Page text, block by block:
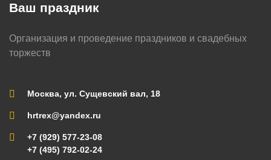
Ваш праздник
Организация и проведение праздников и свадебных
торжеств
Москва, ул. Сущевский вал, 18
hrtrex@yandex.ru
+7 (929) 577-23-08
+7 (495) 792-02-24